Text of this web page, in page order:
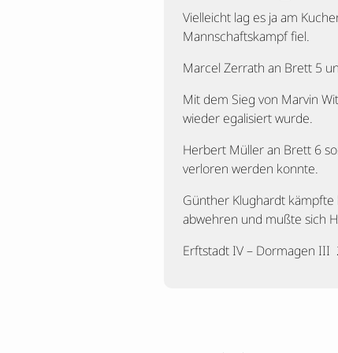
Vielleicht lag es ja am
Mannschaftskampf fiel.
Marcel Zerrath an Brett 5
Mit dem Sieg von Marvin
wieder egalisiert wurde.
Herbert Müller an Brett 6
verloren werden konnte.
Günther Klughardt
abwehren und mußte sich
Erftstadt IV – Dormagen III